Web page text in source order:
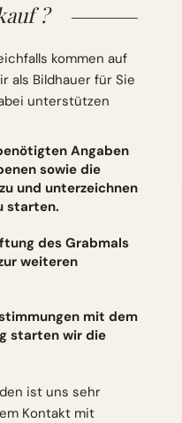
?
kommen auf
als Bildhauer für Sie
unterstützen
Angaben
sowie die
und unterzeichnen
starten.
des Grabmals
weiteren
mit dem
starten wir die
ist uns sehr
Kontakt mit